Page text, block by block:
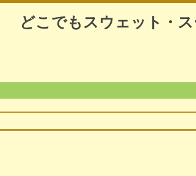
どこでもスウェット・